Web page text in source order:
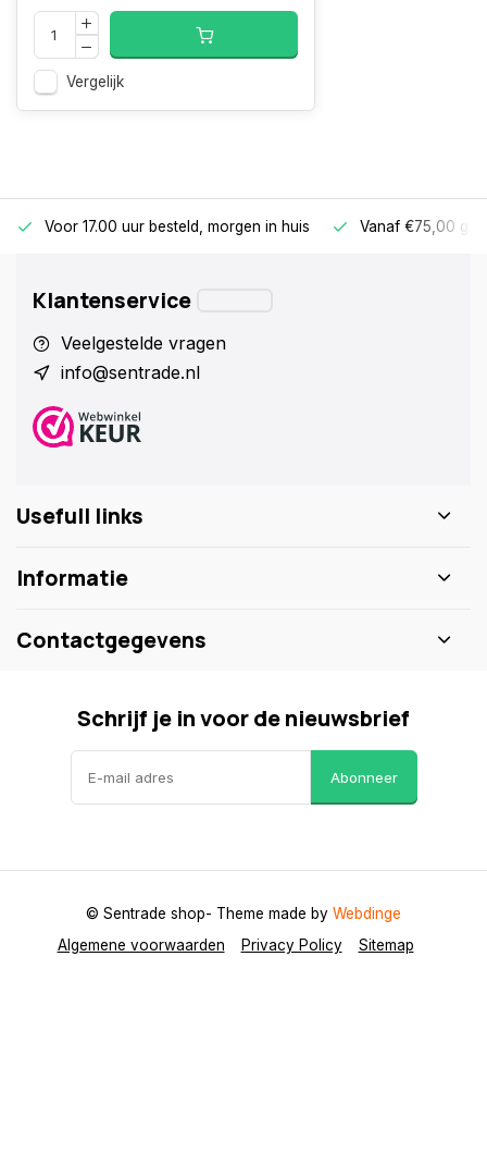
Vergelijk
Voor 17.00 uur besteld, morgen in huis Vanaf €75,00
Klantenservice
Veelgestelde vragen
info@sentrade.nl
Usefull links
Informatie
Contactgegevens
Schrijf je in voor de nieuwsbrief
Abonneer
Algemene voorwaarden Privacy Policy Sitemap
© Sentrade shop- Theme made by Webdinge